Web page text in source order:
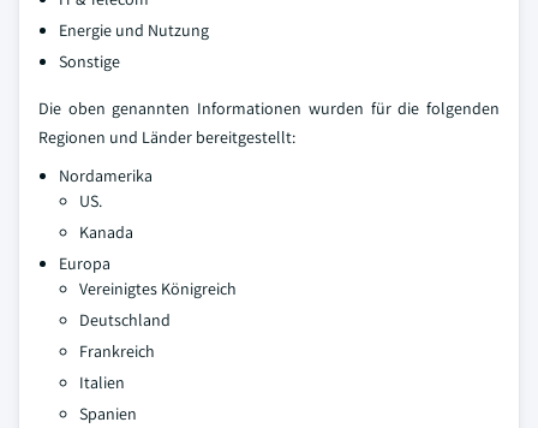
Energie und Nutzung
Sonstige
Die oben genannten Informationen wurden für die folgenden
Regionen und Länder bereitgestellt:
Nordamerika
US.
Kanada
Europa
Vereinigtes Königreich
Deutschland
Frankreich
Italien
Spanien